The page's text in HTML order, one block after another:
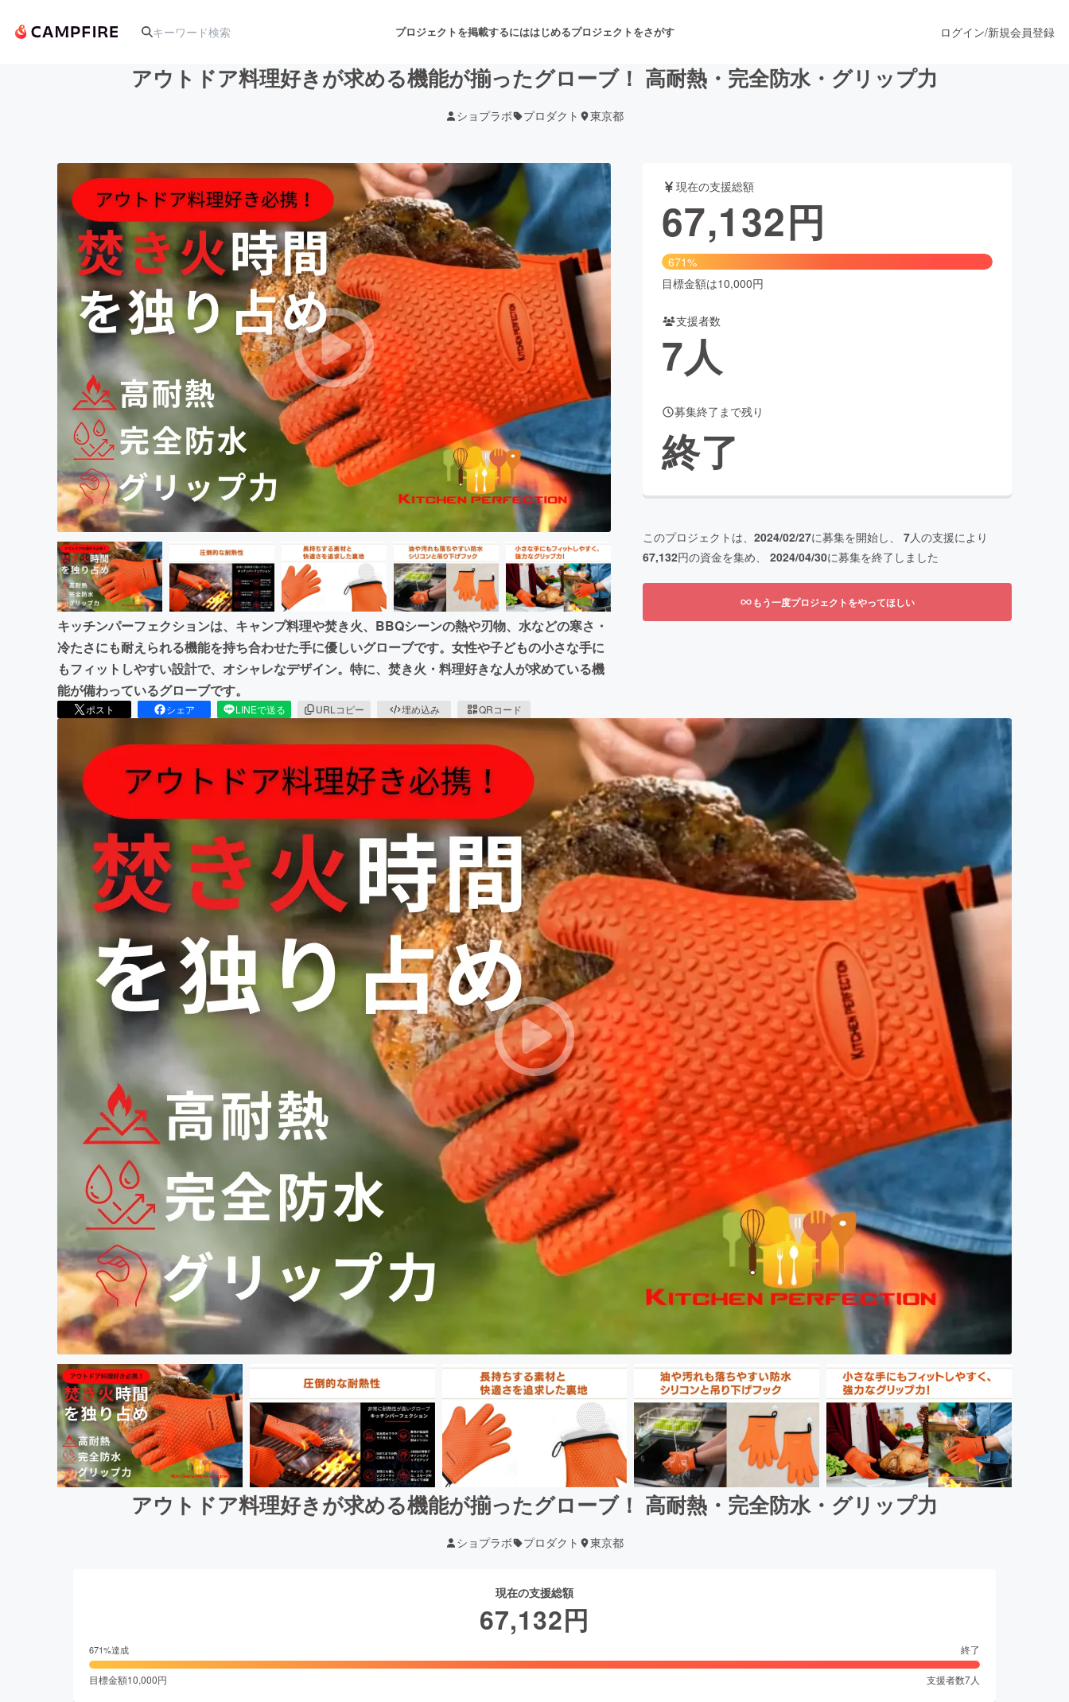
プロジェクトを掲載するにははじめるプロジェクトをさがす
アート・写真 音楽 舞台・パフォーマンス
テクノロジー・ガジェット ゲーム・サービス開発 フード・飲食店 ファッション
映像・映画 書籍・雑誌出版 アニメ・漫画
ビジネス・起業 チャレンジ ビューティー・ヘルスケア
まちづくり・地域活性化
CAMPFIRE for Social Good
CAMPFIRE Creation
CAMPFIREふるさと納税 machi-yaコミュニティ
ログイン/新規会員登録
アウトドア料理好きが求める機能が揃ったグローブ！ 高耐熱・完全防水・グリップ力
ショプラボ プロダクト 東京都
キッチンパーフェクションは、キャンプ料理や焚き火、BBQシーンの熱や刃物、水などの寒さ・
冷たさにも耐えられる機能を持ち合わせた手に優しいグローブです。女性や子どもの小さな手に
もフィットしやすい設計で、オシャレなデザイン。特に、焚き火・料理好きな人が求めている機
能が備わっているグローブです。
ポスト シェア LINEで送る URLコピー 埋め込み QRコード
現在の支援総額
67,132円
671%
目標金額は10,000円
支援者数
7人
募集終了まで残り
終了
このプロジェクトは、 2024/02/27に募集を開始し、 7人の支援により
67,132円の資金を集め、 2024/04/30に募集を終了しました
もう一度プロジェクトをやってほしい
アウトドア料理好きが求める機能が揃ったグローブ！ 高耐熱・完全防水・グリップ力
ショプラボ プロダクト 東京都
現在の支援総額
67,132円
671%達成 終了
目標金額10,000円 支援者数7人